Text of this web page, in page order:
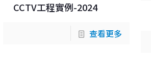
CCTV工程實例-2024
查看更多